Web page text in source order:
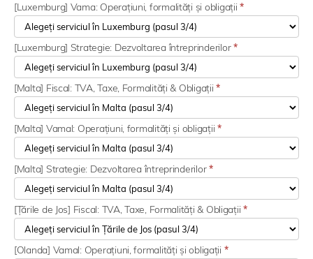
[Luxemburg] Vama: Operațiuni, formalități și obligații*
[Luxemburg] Strategie: Dezvoltarea întreprinderilor*
[Malta] Fiscal: TVA, Taxe, Formalități & Obligații*
[Malta] Vamal: Operațiuni, formalități și obligații*
[Malta] Strategie: Dezvoltarea întreprinderilor*
[Țările de Jos] Fiscal: TVA, Taxe, Formalități & Obligații*
[Olanda] Vamal: Operațiuni, formalități și obligații *